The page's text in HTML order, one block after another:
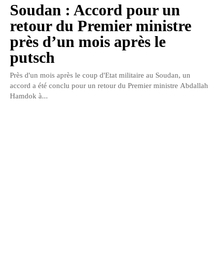
Soudan : Accord pour un
retour du Premier ministre
près d’un mois après le
putsch
Près d'un mois après le coup d'Etat militaire au Soudan, un
accord a été conclu pour un retour du Premier ministre Abdallah
Hamdok à...